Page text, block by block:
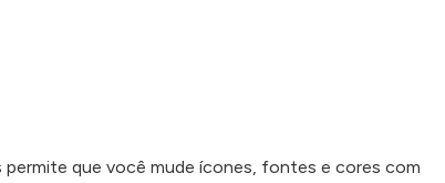
que você mude ícones, fontes e cores com